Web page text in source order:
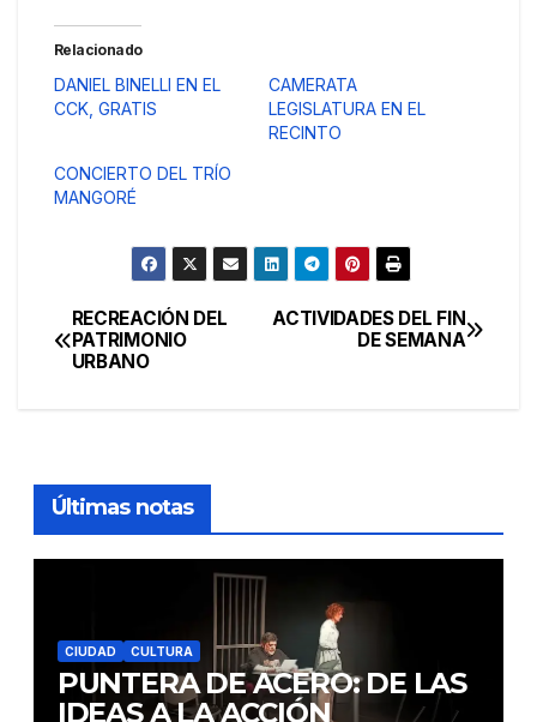
Relacionado
DANIEL BINELLI EN EL
CCK, GRATIS
CAMERATA
LEGISLATURA EN EL
RECINTO
CONCIERTO DEL TRÍO
MANGORÉ
Navegación
de
ACTIVIDADES DEL FIN
DE SEMANA
RECREACIÓN DEL
PATRIMONIO
URBANO
Últimas notas
CIUDAD CULTURA
PUNTERA DE ACERO: DE LAS
IDEAS A LA ACCIÓN